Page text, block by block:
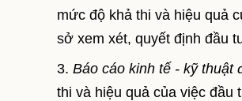
mức độ khả thi và hiệu quả
sở xem xét, quyết định đầu
3. Báo cáo kinh tế - kỹ thuật
thi và hiệu quả của việc